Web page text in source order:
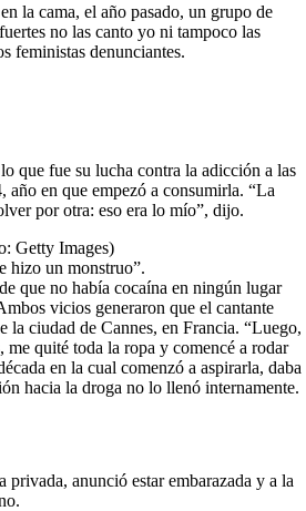
la cama, el año pasado, un grupo de
no las canto yo ni tampoco las
feministas denunciantes.
que fue su lucha contra la adicción a las
en que empezó a consumirla. “La
por otra: eso era lo mío”, dijo.
hizo un monstruo”.
que no había cocaína en ningún lugar
vicios generaron que el cantante
ciudad de Cannes, en Francia. “Luego,
me quité toda la ropa y comencé a rodar
en la cual comenzó a aspirarla, daba
hacia la droga no lo llenó internamente.
anunció estar embarazada y a la